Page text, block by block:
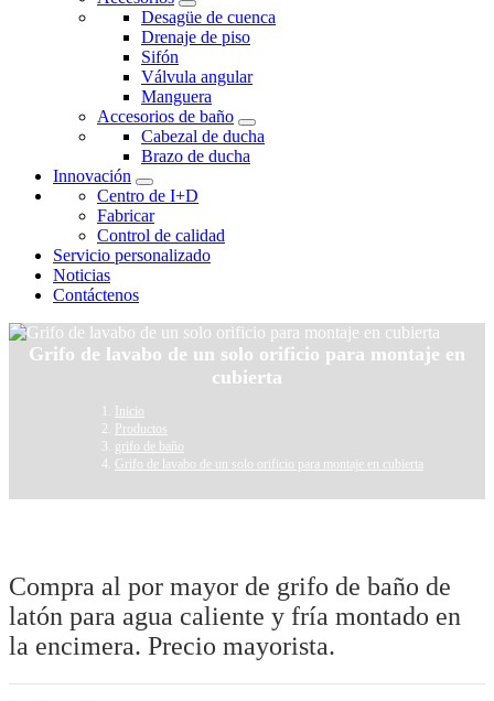
Desagüe de cuenca
Drenaje de piso
Sifón
Válvula angular
Manguera
Accesorios de baño
Cabezal de ducha
Brazo de ducha
Innovación
Centro de I+D
Fabricar
Control de calidad
Servicio personalizado
Noticias
Contáctenos
Grifo de lavabo de un solo orificio para montaje en
cubierta
Inicio
Productos
grifo de baño
Grifo de lavabo de un solo orificio para montaje en cubierta
Compra al por mayor de grifo de baño de
latón para agua caliente y fría montado en
la encimera. Precio mayorista.